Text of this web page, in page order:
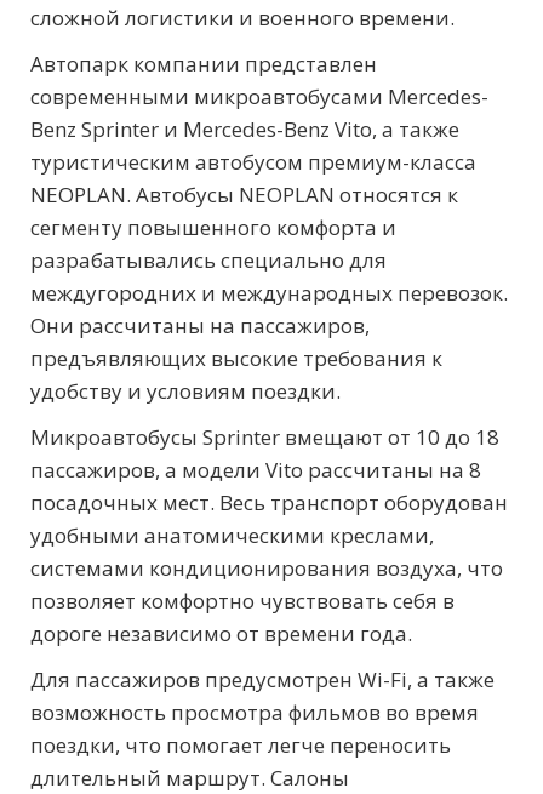
сложной логистики и военного времени.
Автопарк компании представлен
современными микроавтобусами Mercedes-
Benz Sprinter и Mercedes-Benz Vito, а также
туристическим автобусом премиум-класса
NEOPLAN. Автобусы NEOPLAN относятся к
сегменту повышенного комфорта и
разрабатывались специально для
междугородних и международных перевозок.
Они рассчитаны на пассажиров,
предъявляющих высокие требования к
удобству и условиям поездки.
Микроавтобусы Sprinter вмещают от 10 до 18
пассажиров, а модели Vito рассчитаны на 8
посадочных мест. Весь транспорт оборудован
удобными анатомическими креслами,
системами кондиционирования воздуха, что
позволяет комфортно чувствовать себя в
дороге независимо от времени года.
Для пассажиров предусмотрен Wi-Fi, а также
возможность просмотра фильмов во время
поездки, что помогает легче переносить
длительный маршрут. Салоны